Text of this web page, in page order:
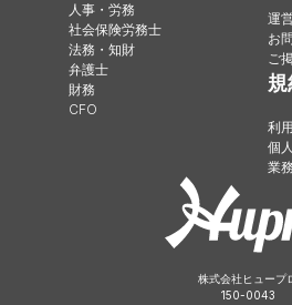
人事・労務
社会保険労務士
法務・知財
弁護士
財務
CFO
運
お
ご
利
個
業
株式会社ヒュープ
150-0043